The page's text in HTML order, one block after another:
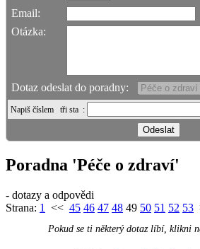
Email:
Otázka:
Dotaz odeslat do poradny:
Napiš číslem tři sta :
Poradna 'Péče o zdraví'
- dotazy a odpovědi
Strana: 1 << 45 46 47 48 49 50 51 52 53
Pokud se ti některý dotaz líbí, klikni